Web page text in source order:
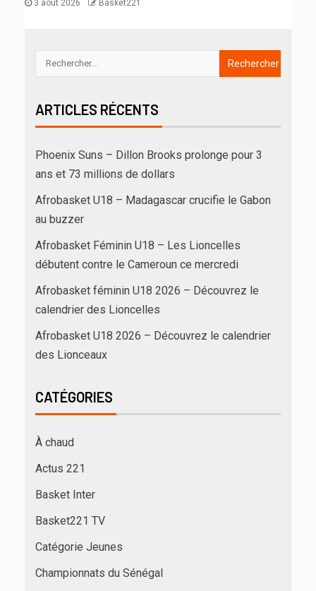
3 août 2026 Basket221
ARTICLES RÉCENTS
Phoenix Suns – Dillon Brooks prolonge pour 3
ans et 73 millions de dollars
Afrobasket U18 – Madagascar crucifie le Gabon
au buzzer
Afrobasket Féminin U18 – Les Lioncelles
débutent contre le Cameroun ce mercredi
Afrobasket féminin U18 2026 – Découvrez le
calendrier des Lioncelles
Afrobasket U18 2026 – Découvrez le calendrier
des Lionceaux
CATÉGORIES
À chaud
Actus 221
Basket Inter
Basket221 TV
Catégorie Jeunes
Championnats du Sénégal